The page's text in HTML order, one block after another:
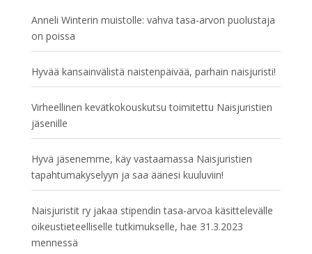
Anneli Winterin muistolle: vahva tasa-arvon puolustaja
on poissa
Hyvää kansainvälistä naistenpäivää, parhain naisjuristi!
Virheellinen kevätkokouskutsu toimitettu Naisjuristien
jäsenille
Hyvä jäsenemme, käy vastaamassa Naisjuristien
tapahtumakyselyyn ja saa äänesi kuuluviin!
Naisjuristit ry jakaa stipendin tasa-arvoa käsittelevälle
oikeustieteelliselle tutkimukselle, hae 31.3.2023
mennessä